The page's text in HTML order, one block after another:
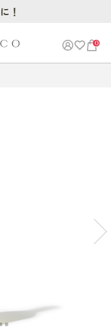
0